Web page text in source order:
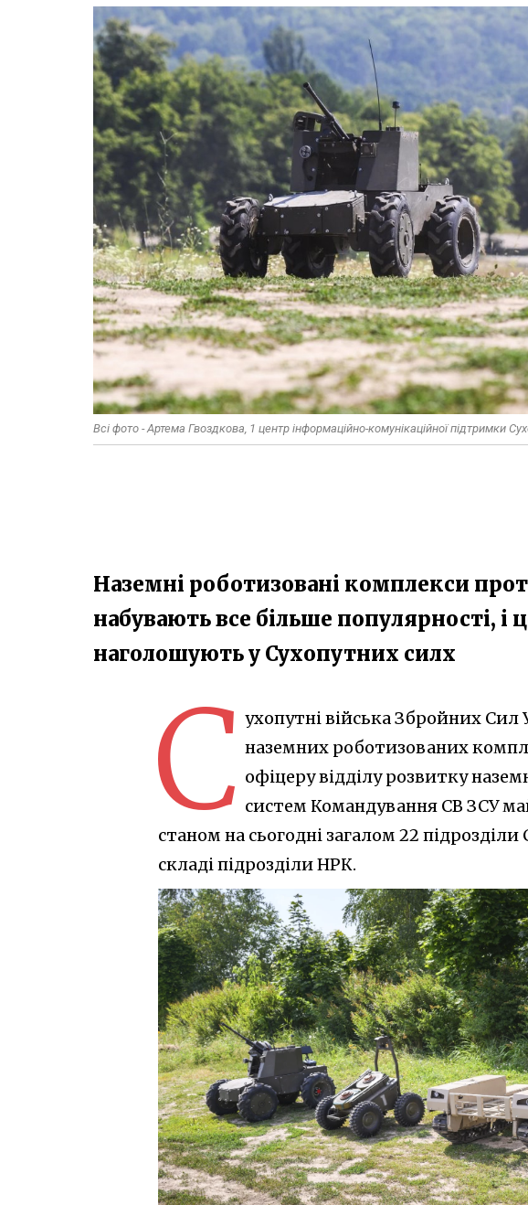
Всі фото - Артема Гвоздкова, 1 центр інформаційно-комунікаційної підтримки
Наземні роботизовані комплекси
набувають все більше популярності,
наголошують у Сухопутних силх
С ухопутні війська Збройних
наземних роботизованих
офіцеру відділу розвитку
систем Командування СВ ЗСУ
станом на сьогодні загалом 22
складі підрозділи НРК.